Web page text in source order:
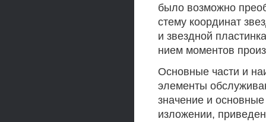
было возможно
стему координат
и звездной
нием моментов
Основные части и
элементы
значение и
изложении,